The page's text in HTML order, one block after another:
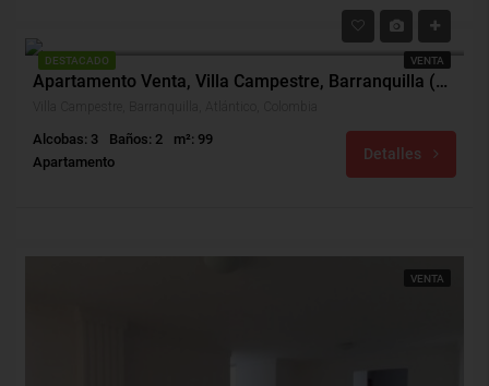
DESTACADO VENTA
Apartamento Venta, Villa Campestre, Barranquilla (29793v)
Alcobas: 3 Baños: 2
m²: 99
Apartamento
Detalles
VENTA